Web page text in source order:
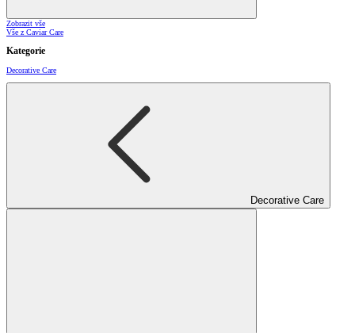
Zobrazit vše
Vše z Caviar Care
Kategorie
Decorative Care
Decorative Care